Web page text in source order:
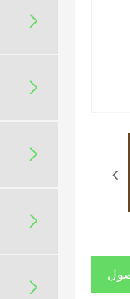




